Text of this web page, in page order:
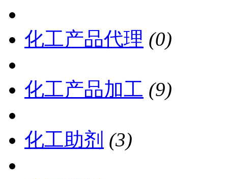
化工产品代理 (0)
化工产品加工 (9)
化工助剂 (3)